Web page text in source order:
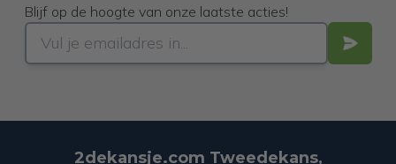
Blijf op de hoogte van onze laatste acties!
2dekansje.com Tweedekans,